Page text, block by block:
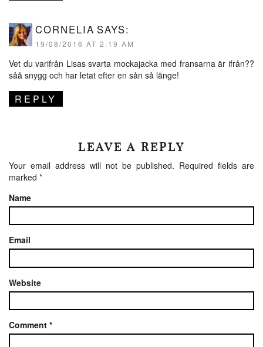
CORNELIA SAYS:
19/08/2016 AT 2:19 AM
Vet du varifrån Lisas svarta mockajacka med fransarna är ifrån??
såå snygg och har letat efter en sån så länge!
REPLY
LEAVE A REPLY
Your email address will not be published. Required fields are
marked *
Name
Email
Website
Comment *